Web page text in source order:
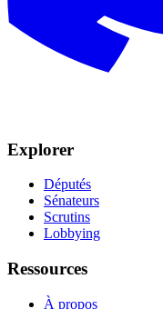
Explorer
Députés
Sénateurs
Scrutins
Lobbying
Ressources
À propos